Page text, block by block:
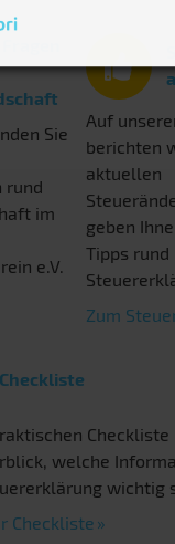
Sie
rund
im
e.V.
Auf
berichten
aktuellen
geben
Tipps rund
Zum
Checkliste
welche
wichtig
Checkliste